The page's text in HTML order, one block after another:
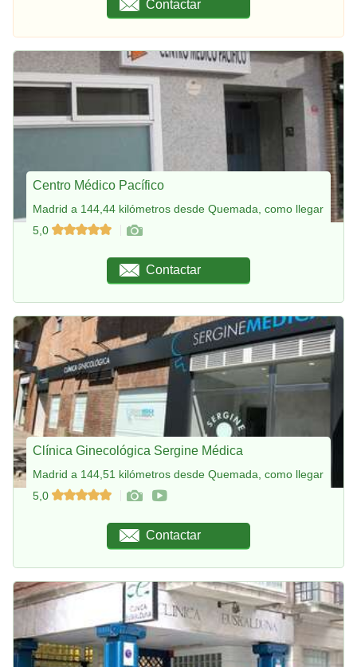
Contactar
Centro Médico Pacífico
Madrid a 144,44 kilómetros desde Quemada, como llegar
5,0
Contactar
Clínica Ginecológica Sergine Médica
Madrid a 144,51 kilómetros desde Quemada, como llegar
5,0
Contactar